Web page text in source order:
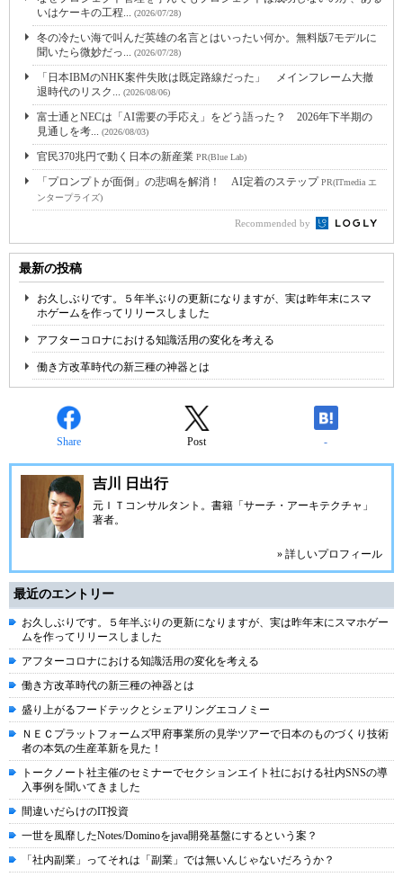
いはケーキの工程... (2026/07/28)
冬の冷たい海で叫んだ英雄の名言とはいったい何か。無料版7モデルに
聞いたら微妙だっ... (2026/07/28)
「日本IBMのNHK案件失敗は既定路線だった」 メインフレーム大撤
退時代のリスク... (2026/08/06)
富士通とNECは「AI需要の手応え」をどう語った？ 2026年下半期の
見通しを考... (2026/08/03)
官民370兆円で動く日本の新産業 PR(Blue Lab)
「プロンプトが面倒」の悲鳴を解消！ AI定着のステップPR(ITmedia エ
ンタープライズ)
Recommended by
最新の投稿
お久しぶりです。５年半ぶりの更新になりますが、実は昨年末にスマ
ホゲームを作ってリリースしました
アフターコロナにおける知識活用の変化を考える
働き方改革時代の新三種の神器とは
Share Post -
吉川 日出行
元ＩＴコンサルタント。書籍「サーチ・アーキテクチャ」
著者。
» 詳しいプロフィール
最近のエントリー
お久しぶりです。５年半ぶりの更新になりますが、実は昨年末にスマホゲー
ムを作ってリリースしました
アフターコロナにおける知識活用の変化を考える
働き方改革時代の新三種の神器とは
盛り上がるフードテックとシェアリングエコノミー
ＮＥＣプラットフォームズ甲府事業所の見学ツアーで日本のものづくり技術
者の本気の生産革新を見た！
トークノート社主催のセミナーでセクションエイト社における社内SNSの導
入事例を聞いてきました
間違いだらけのIT投資
一世を風靡したNotes/Dominoをjava開発基盤にするという案？
「社内副業」ってそれは「副業」では無いんじゃないだろうか？